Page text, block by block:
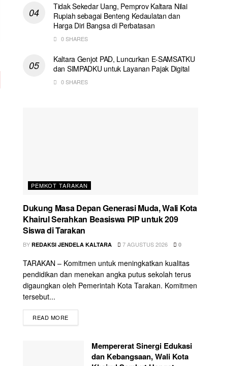
Tidak Sekedar Uang, Pemprov Kaltara Nilai
Rupiah sebagai Benteng Kedaulatan dan
Harga Diri Bangsa di Perbatasan
0 SHARES
Kaltara Genjot PAD, Luncurkan E-SAMSATKU
dan SIMPADKU untuk Layanan Pajak Digital
0 SHARES
PEMKOT TARAKAN
Dukung Masa Depan Generasi Muda, Wali Kota
Khairul Serahkan Beasiswa PIP untuk 209
Siswa di Tarakan
BY REDAKSI JENDELA KALTARA 7 AGUSTUS 2026 0
TARAKAN – Komitmen untuk meningkatkan kualitas
pendidikan dan menekan angka putus sekolah terus
digaungkan oleh Pemerintah Kota Tarakan. Komitmen
tersebut...
READ MORE
Mempererat Sinergi Edukasi
dan Kebangsaan, Wali Kota